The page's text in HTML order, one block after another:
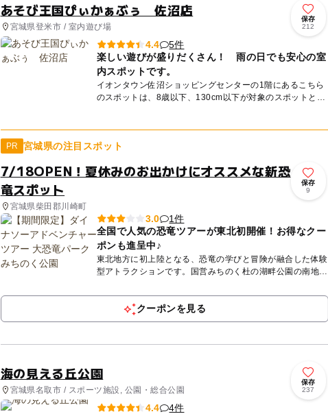
あそび王国ぴぃかぁぶぅ 佐沼店
宮城県登米市 / 室内遊び場
保存
212
4.4
5件
楽しい遊びが盛りだくさん！ 雨の日でも安心の室
内スポットです。
イオンタウン佐沼ショッピングセンターの1階にあるこちら
のスポットは、8歳以下、130cm以下が対象のスポットとな
PR 宮城県の注目スポット
7/18OPEN！夏休みのお出かけにオススメな新恐
竜スポット
宮城県柴田郡川崎町
保存
9
3.0
1件
全国で人気の恐竜ツアーが東北初開催！お得なクー
ポンも進呈中♪
東北地方に初上陸となる、恐竜の学びと冒険が融合した体験
型アトラクションです。国営みちのく杜の湖畔公園の南地区
場。エリア...
クーポンを見る
海の見える丘公園
宮城県名取市 / スポーツ施設, 公園・総合公園
保存
237
4.4
4件